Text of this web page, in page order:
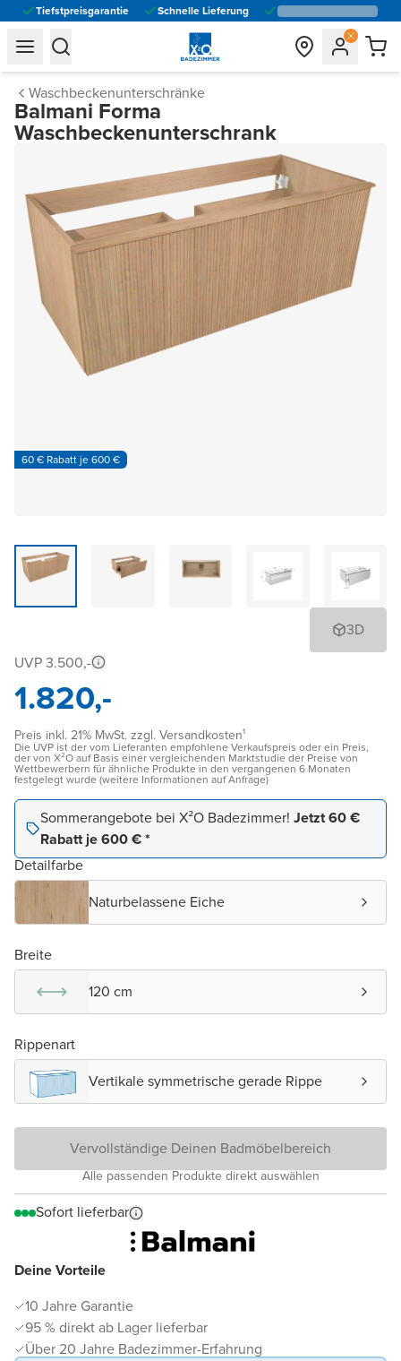
Tiefstpreisgarantie Schnelle Lieferung
general.navigation.toggle_menu.label
general.navigation.toggle_menu.label
Waschbeckenunterschränke
Balmani Forma
Waschbeckenunterschrank
60 € Rabatt je 600 €
3D
Deine Vorteile
10 Jahre Garantie
95 % direkt ab Lager lieferbar
Über 20 Jahre Badezimmer-Erfahrung
UVP 3.500,-
1.820,-
Preis inkl. 21% MwSt. zzgl. Versandkosten¹
Die UVP ist der vom Lieferanten empfohlene Verkaufspreis oder ein Preis,
der von X²O auf Basis einer vergleichenden Marktstudie der Preise von
Wettbewerbern für ähnliche Produkte in den vergangenen 6 Monaten
festgelegt wurde (weitere Informationen auf Anfrage)
Sommerangebote bei X²O Badezimmer! Jetzt 60 €
Rabatt je 600 € *
Detailfarbe
Naturbelassene Eiche
Breite
120 cm
Rippenart
Vertikale symmetrische gerade Rippe
Vervollständige Deinen Badmöbelbereich
Alle passenden Produkte direkt auswählen
Sofort lieferbar